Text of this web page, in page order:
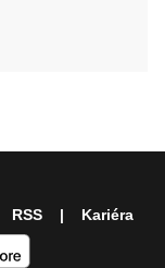
RSS Kariéra